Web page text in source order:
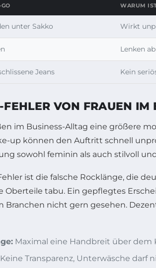
WARUM
unter Sakko Wirkt
Lenken
Jeans Kein
FEHLER VON FRAUEN
im Business-Alltag eine größere
up können den Auftritt schnell
sowohl feminin als auch stilvoll
ist die falsche Rocklänge, die
Oberteile tabu. Ein gepflegtes
Branchen nicht gern gesehen.
Maximal eine Handbreit über dem
Keine Transparenz, Unterwäsche darf